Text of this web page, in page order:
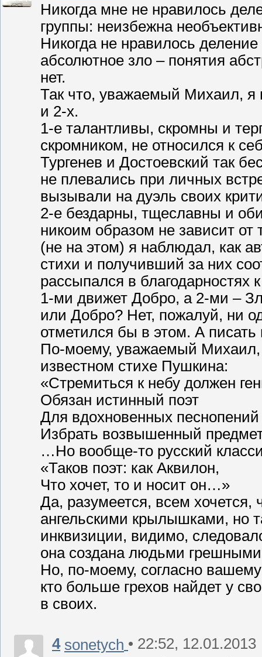
Никогда мне не нравилось
группы: неизбежна
Никогда не нравилось
абсолютное зло – понятия
нет.
Так что, уважаемый Михаил, я
и 2-х.
1-е талантливы, скромны и
скромником, не относился к
Тургенев и Достоевский так
не плевались при личных
вызывали на дуэль своих
2-е бездарны, тщеславны и
никоим образом не зависит от
(не на этом) я наблюдал, как
стихи и получивший за них
рассыпался в благодарностях
1-ми движет Добро, а 2-ми –
или Добро? Нет, пожалуй, ни
отметился бы в этом. А
По-моему, уважаемый Михаил,
известном стихе Пушкина:
«Стремиться к небу должен
Обязан истинный поэт
Для вдохновенных песнопений
Избрать возвышенный
…Но вообще-то русский
«Таков поэт: как Аквилон,
Что хочет, то и носит он…»
Да, разумеется, всем
ангельскими крылышками, но
инквизиции, видимо,
она создана людьми
Но, по-моему, согласно
кто больше грехов найдет у
в своих.
4 sonetych • 22:52, 12.01.2013